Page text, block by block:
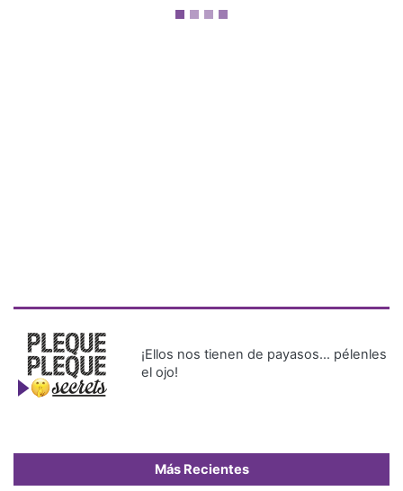
¡Ellos nos tienen de payasos… pélenles
el ojo!
Más Recientes